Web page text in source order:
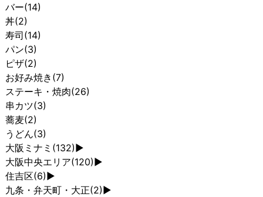
バー(14)
丼(2)
寿司(14)
パン(3)
ピザ(2)
お好み焼き (7)
ステーキ・焼肉(26)
串カツ(3)
蕎麦(2)
うどん(3)
大阪ミナミ (132) ►
大阪中央エリア(120) ►
住吉区(6) ►
九条・弁天町・大正(2) ►